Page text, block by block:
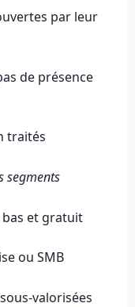
par leur
de présence
traités
segments
et gratuit
ou SMB
valorisées